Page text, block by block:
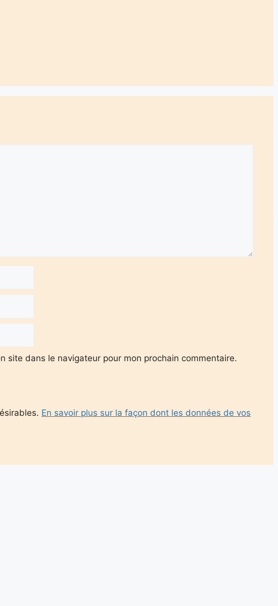
site dans le navigateur pour mon prochain commentaire.
En savoir plus sur la façon dont les données de vos